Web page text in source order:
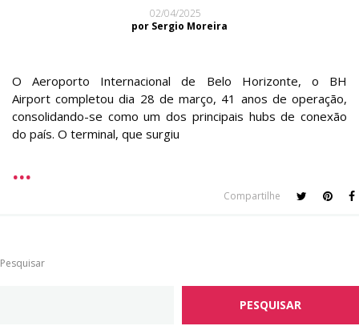
02/04/2025
por Sergio Moreira
O Aeroporto Internacional de Belo Horizonte, o BH
Airport completou dia 28 de março, 41 anos de operação,
consolidando-se como um dos principais hubs de conexão
do país. O terminal, que surgiu
Compartilhe
Pesquisar
PESQUISAR